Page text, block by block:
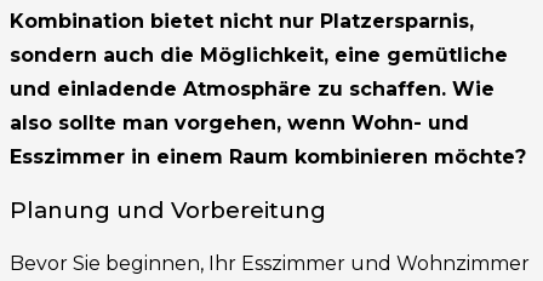
Kombination bietet nicht nur Platzersparnis,
sondern auch die Möglichkeit, eine gemütliche
und einladende Atmosphäre zu schaffen. Wie
also sollte man vorgehen, wenn Wohn- und
Esszimmer in einem Raum kombinieren möchte?
Planung und Vorbereitung
Bevor Sie beginnen, Ihr Esszimmer und Wohnzimmer